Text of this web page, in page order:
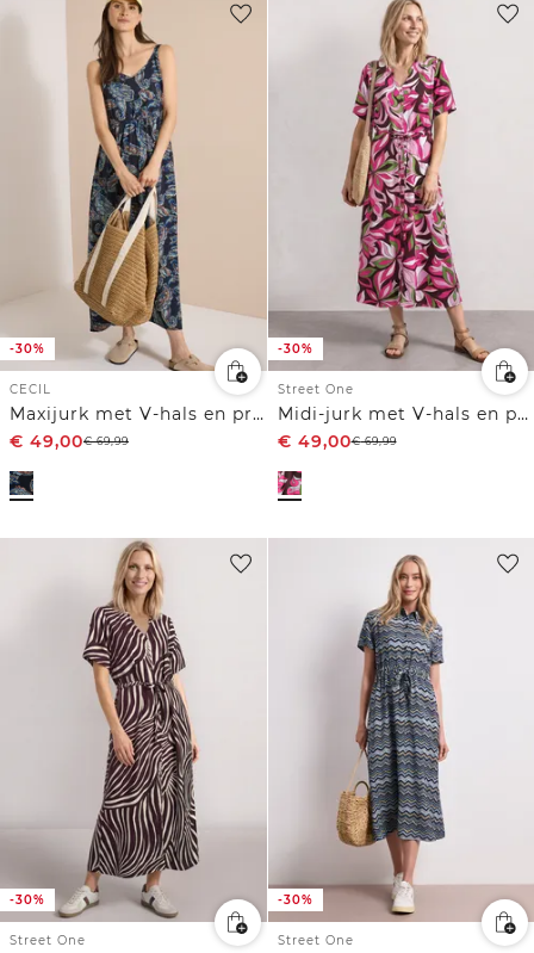
-30%
CECIL
Maxijurk met V-hals en print
€ 49,00€69,99
-30%
Street One
Midi-jurk met V-hals en print
€ 49,00€69,99
-30%
Street One
-30%
Street One